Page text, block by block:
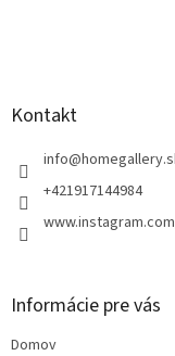
Kontakt
info@
+421917144984
Informácie pre vás
Domov